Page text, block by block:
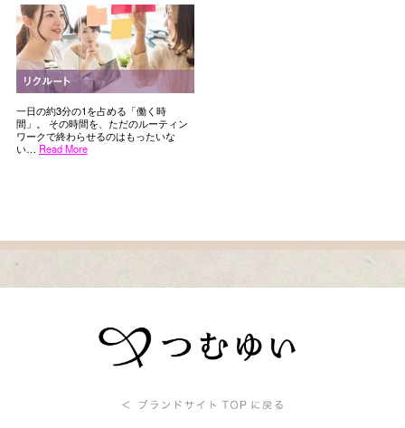
一日の約3分の1を占める「働く時
間」。 その時間を、ただのルーティン
ワークで終わらせるのはもったいな
い… Read More